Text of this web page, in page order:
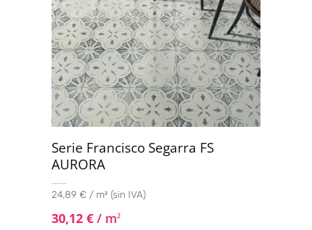
Serie Francisco Segarra FS
AURORA
24,89 € / m² (sin IVA)
30,12 € / m2